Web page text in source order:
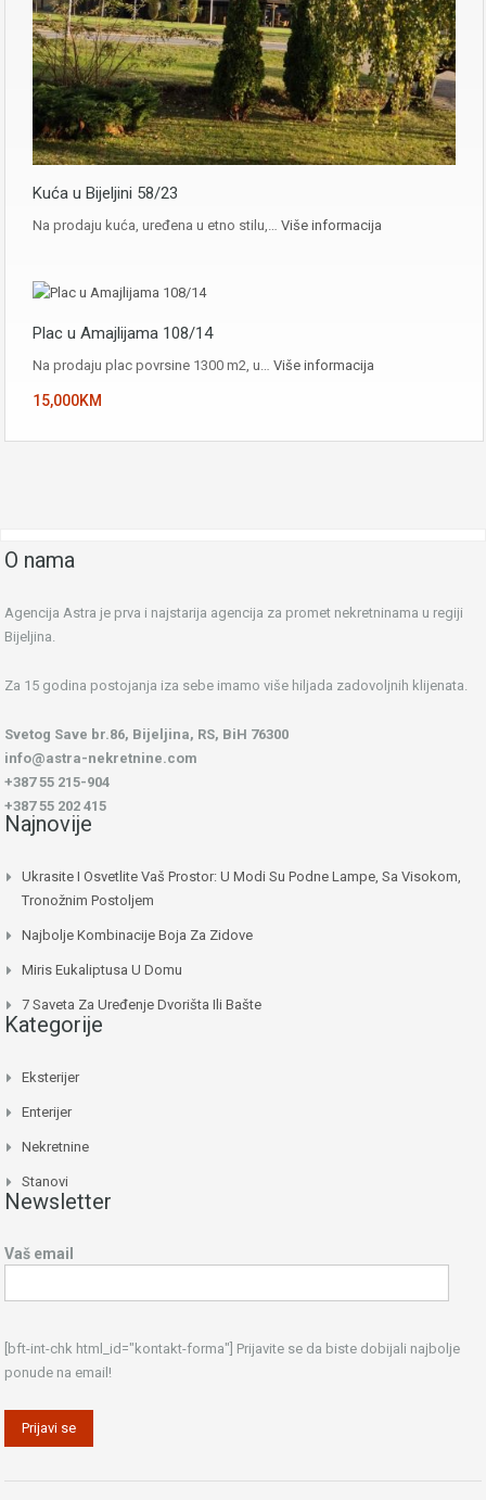
Kuća u Bijeljini 58/23
Na prodaju kuća, uređena u etno stilu,… Više informacija
Plac u Amajlijama 108/14
Na prodaju plac povrsine 1300 m2, u… Više informacija
15,000KM
O nama
Agencija Astra je prva i najstarija agencija za promet nekretninama u regiji
Bijeljina.
Za 15 godina postojanja iza sebe imamo više hiljada zadovoljnih klijenata.
Svetog Save br.86, Bijeljina, RS, BiH 76300
info@astra-nekretnine.com
+387 55 215-904
+387 55 202 415
Najnovije
Ukrasite I Osvetlite Vaš Prostor: U Modi Su Podne Lampe, Sa Visokom,
Tronožnim Postoljem
Najbolje Kombinacije Boja Za Zidove
Miris Eukaliptusa U Domu
7 Saveta Za Uređenje Dvorišta Ili Bašte
Kategorije
Eksterijer
Enterijer
Nekretnine
Stanovi
Newsletter
Vaš email
[bft-int-chk html_id="kontakt-forma"] Prijavite se da biste dobijali najbolje
ponude na email!